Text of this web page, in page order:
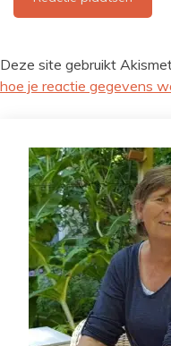
Deze site gebruikt
hoe je reactie gegevens